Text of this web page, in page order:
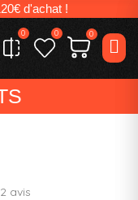
d'achat !
0 0 0
2 avis